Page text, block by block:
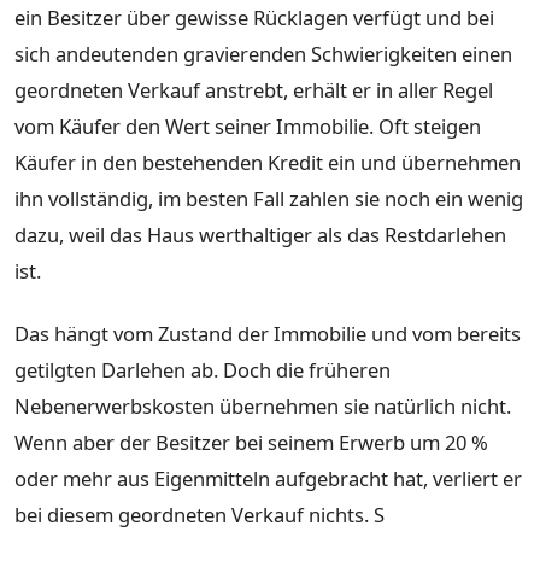
ein Besitzer über gewisse Rücklagen verfügt und bei
sich andeutenden gravierenden Schwierigkeiten einen
geordneten Verkauf anstrebt, erhält er in aller Regel
vom Käufer den Wert seiner Immobilie. Oft steigen
Käufer in den bestehenden Kredit ein und übernehmen
ihn vollständig, im besten Fall zahlen sie noch ein wenig
dazu, weil das Haus werthaltiger als das Restdarlehen
ist.
Das hängt vom Zustand der Immobilie und vom bereits
getilgten Darlehen ab. Doch die früheren
Nebenerwerbskosten übernehmen sie natürlich nicht.
Wenn aber der Besitzer bei seinem Erwerb um 20 %
oder mehr aus Eigenmitteln aufgebracht hat, verliert er
bei diesem geordneten Verkauf nichts. S